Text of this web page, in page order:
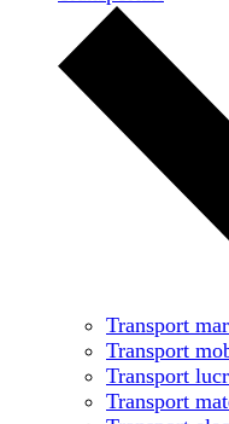
Transport
Transport
Transport
Transport